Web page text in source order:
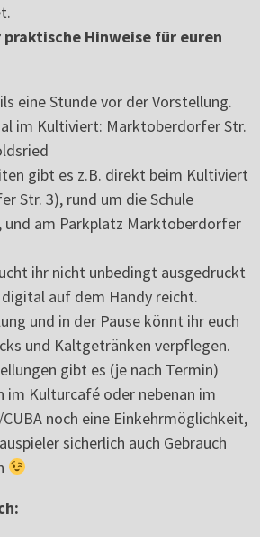
praktische Hinweise für euren
eine Stunde vor der Vorstellung.
im Kultiviert: Marktoberdorfer Str.
gibt es z.B. direkt beim Kultiviert
Str. 3), rund um die Schule
und am Parkplatz Marktoberdorfer
ihr nicht unbedingt ausgedruckt
auf dem Handy reicht.
und in der Pause könnt ihr euch
und Kaltgetränken verpflegen.
gibt es (je nach Termin)
im Kulturcafé oder nebenan im
noch eine Einkehrmöglichkeit,
sicherlich auch Gebrauch